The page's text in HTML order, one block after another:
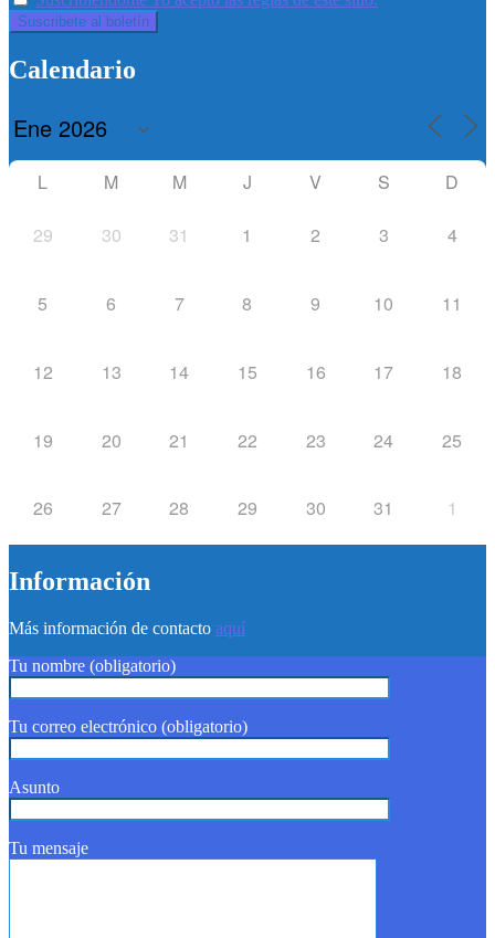
Calendario
L M M J V S D
29 30 31 1 2 3 4
5 6 7 8 9 10 11
12 13 14 15 16 17 18
19 20 21 22 23 24 25
26 27 28 29 30 31 1
Información
Más información de contacto aquí
Tu nombre (obligatorio)
Tu correo electrónico (obligatorio)
Asunto
Tu mensaje